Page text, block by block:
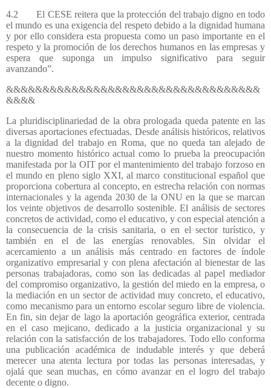
4.2
El CESE reitera que la protección del trabajo digno en todo
el mundo es una exigencia del respeto debido a la dignidad humana
y por ello considera esta propuesta como un paso importante en el
respeto y la promoción de los derechos humanos en las empresas y
espera que suponga un impulso significativo para seguir
avanzando”.
&&&&&&&&&&&&&&&&&&&&&&&&&&&&&&&&&&&
&&&&
La pluridisciplinariedad de la obra prologada queda patente en las
diversas aportaciones efectuadas. Desde análisis históricos, relativos
a la dignidad del trabajo en Roma, que no queda tan alejado de
nuestro momento histórico actual como lo prueba la preocupación
manifestada por la OIT por el mantenimiento del trabajo forzoso en
el mundo en pleno siglo XXI, al marco constitucional español que
proporciona cobertura al concepto, en estrecha relación con normas
internacionales y la agenda 2030 de la ONU en la que se marcan
los veinte objetivos de desarrollo sostenible. El análisis de sectores
concretos de actividad, como el educativo, y con especial atención a
la consecuencia de la crisis sanitaria, o en el sector turístico, y
también en el de las energías renovables. Sin olvidar el
acercamiento a un análisis más centrado en factores de índole
organizativo empresarial y con plena afectación al bienestar de las
personas trabajadoras, como son las dedicadas al papel mediador
del compromiso organizativo, la gestión del miedo en la empresa, o
la mediación en un sector de actividad muy concreto, el educativo,
como mecanismo para un entorno escolar seguro libre de violencia.
En fin, sin dejar de lago la aportación geográfica exterior, centrada
en el caso mejicano, dedicado a la justicia organizacional y su
relación con la satisfacción de los trabajadores. Todo ello conforma
una publicación académica de indudable interés y que deberá
merecer una atenta lectura por todas las personas interesadas, y
ojalá que sean muchas, en cómo avanzar en el logro del trabajo
decente o digno.